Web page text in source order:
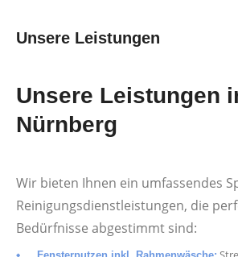
Unsere Leistungen
Unsere Leistungen
Nürnberg
Wir bieten Ihnen ein umfassendes
Reinigungsdienstleistungen, die
Bedürfnisse abgestimmt sind: